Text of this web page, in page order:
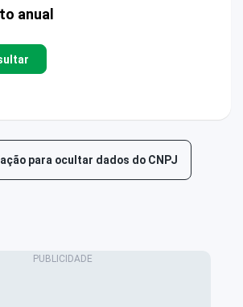
anual
para ocultar dados do CNPJ